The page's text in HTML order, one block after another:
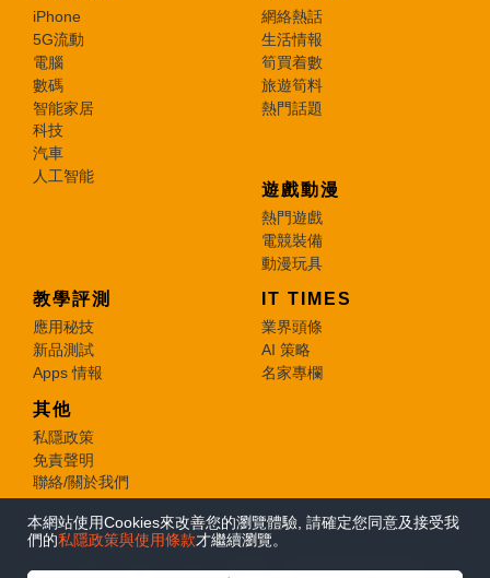
本網站使用Cookies來改善您的瀏覽體驗, 請確定您同意及接受我
們的私隱政策與使用條款才繼續瀏覽。
iPhone
5G流動
電腦
數碼
智能家居
科技
汽車
人工智能
網絡熱話
生活情報
筍買着數
旅遊筍料
熱門話題
遊戲動漫
熱門遊戲
電競裝備
動漫玩具
教學評測
應用秘技
新品測試
Apps 情報
IT TIMES
業界頭條
AI 策略
名家專欄
其他
私隱政策
免責聲明
聯絡/關於我們
© 2026 e-zone. All Rights Reserved.